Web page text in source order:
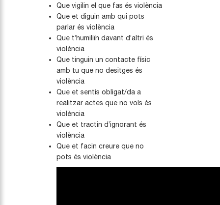
Que vigilin el que fas és violència
Que et diguin amb qui pots
parlar és violència
Que t’humiliïn davant d’altri és
violència
Que tinguin un contacte físic
amb tu que no desitges és
violència
Que et sentis obligat/da a
realitzar actes que no vols és
violència
Que et tractin d’ignorant és
violència
Que et facin creure que no
pots és violència